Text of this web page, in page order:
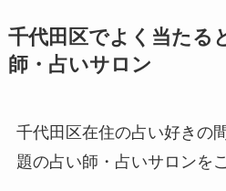
千代田区でよく当たる
師・占いサロン
千代田区在住の占い好きの
題の占い師・占いサロンを